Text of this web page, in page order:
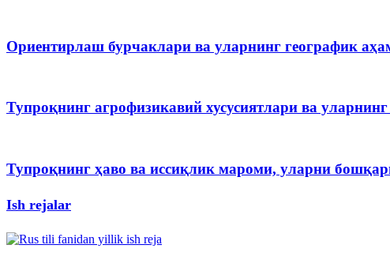
Ориентирлаш бурчаклари ва уларнинг географик
Тупроқнинг агрофизикавий хусусиятлари ва
Тупроқнинг ҳаво ва иссиқлик мароми, уларни
Ish rejalar